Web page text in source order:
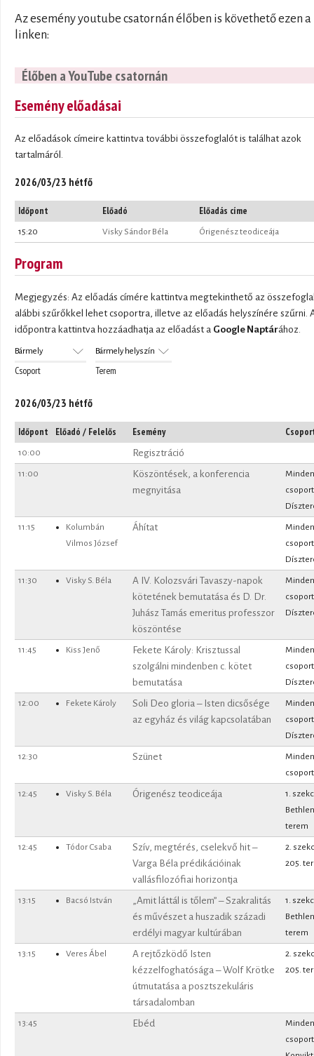
Az esemény youtube csatornán élőben is követhető ezen a
linken:
Élőben a YouTube csatornán
Esemény előadásai
Az előadások címeire kattintva további összefoglalót is találhat azok
tartalmáról.
2026/03/23 hétfő
Időpont Előadó Előadás címe
15:20 Visky Sándor Béla Órigenész teodiceája
Program
Megjegyzés: Az előadás címére kattintva megtekinthető az
alábbi szűrőkkel lehet csoportra, illetve az előadás helyszínére szűrni.
időpontra kattintva hozzáadhatja az előadást a Google Naptárához.
Csoport Terem
2026/03/23 hétfő
Időpont Előadó / Felelős Esemény
10:00 Regisztráció
11:00
Köszöntések, a konferencia
megnyitása
Minden
csoport
11:15
Kolumbán
Vilmos József
Áhítat
Minden
csoport
11:30 Visky S. Béla
A IV. Kolozsvári Tavaszy-napok
kötetének bemutatása és D. Dr.
Juhász Tamás emeritus professzor
köszöntése
Minden
csoport
11:45 Kiss Jenő
Fekete Károly: Krisztussal
szolgálni mindenben c. kötet
bemutatása
Minden
csoport
12:00 Fekete Károly
Soli Deo gloria – Isten dicsősége
az egyház és világ kapcsolatában
Minden
csoport
12:30 Szünet
Minden
csoport
12:45 Visky S. Béla Órigenész teodiceája
1.
Bethlen
terem
12:45 Tódor Csaba
Szív, megtérés, cselekvő hit –
Varga Béla prédikációinak
vallásfilozófiai horizontja
2.
205.
13:15 Bacsó István
„Amit láttál is tőlem” – Szakralitás
és művészet a huszadik századi
erdélyi magyar kultúrában
1.
Bethlen
terem
13:15 Veres Ábel
A rejtőzködő Isten
kézzelfoghatósága – Wolf Krötke
útmutatása a posztszekuláris
társadalomban
2.
205.
13:45 Ebéd
Minden
csoport